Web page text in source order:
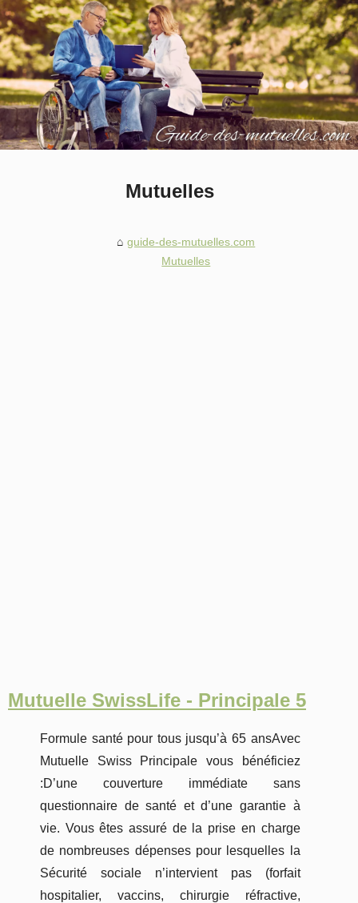
Mutuelles
guide-des-mutuelles.com
Mutuelles
Mutuelle SwissLife - Principale 5
Formule santé pour tous jusqu’à 65 ansAvec
Mutuelle Swiss Principale vous bénéficiez
:D’une couverture immédiate sans
questionnaire de santé et d’une garantie à
vie. Vous êtes assuré de la prise en charge
de nombreuses dépenses pour lesquelles la
Sécurité sociale n’intervient pas (forfait
hospitalier, vaccins, chirurgie réfractive,